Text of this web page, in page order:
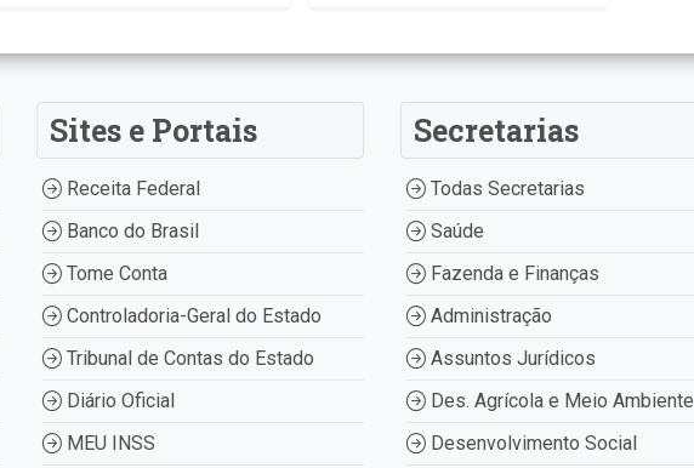
Sites e Portais
Receita Federal
Banco do Brasil
Tome Conta
Controladoria-Geral do Estado
Tribunal de Contas do Estado
Diário Oficial
MEU INSS
Secretarias
Todas Secretarias
Saúde
Fazenda e Finanças
Administração
Assuntos Jurídicos
Des. Agrícola e Meio Ambiente
Desenvolvimento Social